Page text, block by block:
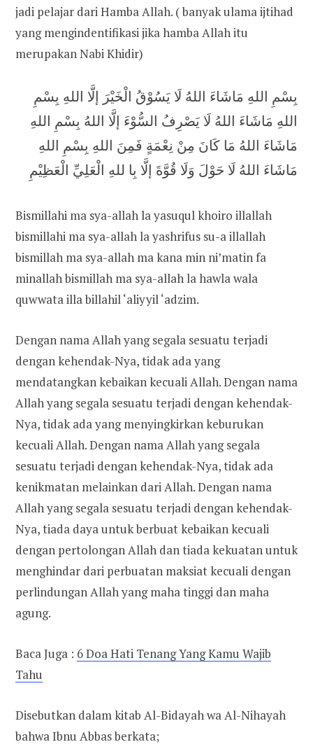
jadi pelajar dari Hamba Allah. ( banyak ulama ijtihad
yang mengindentifikasi jika hamba Allah itu
merupakan Nabi Khidir)
بِسْمِ اللهِ مَاشَاءَ اللهُ لَا يَسُوْقُ الْخَيْرَ إلَّا اللهِ بِسْمِ
اللهِ مَاشَاءَ اللهُ لَا يَصْرِفُ السُّوْءَ إلَّا اللهُ بِسْمِ اللهِ
مَاشَاءَ اللهُ مَا كَانَ مِنْ نِعْمَةٍ فَمِنَ اللهِ بِسْمِ اللهِ
مَاشَاءَ اللهُ لَا حَوْلَ وَلَا قُوَّةَ إلَّا بِا للهِ الْعَلِيِّ الْعَظِيْمِ
Bismillahi ma sya-allah la yasuqul khoiro illallah
bismillahi ma sya-allah la yashrifus su-a illallah
bismillah ma sya-allah ma kana min ni’matin fa
minallah bismillah ma sya-allah la hawla wala
quwwata illa billahil ‘aliyyil ‘adzim.
Dengan nama Allah yang segala sesuatu terjadi
dengan kehendak-Nya, tidak ada yang
mendatangkan kebaikan kecuali Allah. Dengan nama
Allah yang segala sesuatu terjadi dengan kehendak-
Nya, tidak ada yang menyingkirkan keburukan
kecuali Allah. Dengan nama Allah yang segala
sesuatu terjadi dengan kehendak-Nya, tidak ada
kenikmatan melainkan dari Allah. Dengan nama
Allah yang segala sesuatu terjadi dengan kehendak-
Nya, tiada daya untuk berbuat kebaikan kecuali
dengan pertolongan Allah dan tiada kekuatan untuk
menghindar dari perbuatan maksiat kecuali dengan
perlindungan Allah yang maha tinggi dan maha
agung.
Baca Juga : 6 Doa Hati Tenang Yang Kamu Wajib
Tahu
Disebutkan dalam kitab Al-Bidayah wa Al-Nihayah
bahwa Ibnu Abbas berkata;